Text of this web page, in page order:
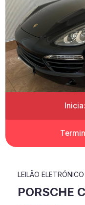
LEILÃO ELETRÓNICO
PORSCHE